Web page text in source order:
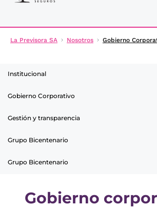
La Previsora SA Nosotros Gobierno
Institucional
Gobierno Corporativo
Gestión y transparencia
Grupo Bicentenario
Grupo Bicentenario
Gobierno